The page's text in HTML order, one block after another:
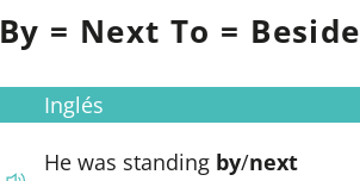
By = Next To = Beside
Inglés
He was standing by/next